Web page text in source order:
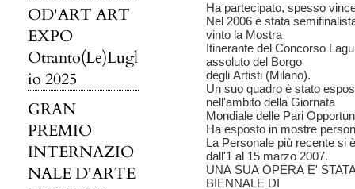
OD'ART ART
EXPO
Otranto(Le)Lugl
io 2025
GRAN
PREMIO
INTERNAZIO
NALE D'ARTE
Ha partecipato, spesso
Nel 2006 è stata
vinto la Mostra
Itinerante del Concorso
assoluto del Borgo
degli Artisti (Milano).
Un suo quadro è stato
nell'ambito della Giornata
Mondiale delle Pari
Ha esposto in mostre
La Personale più recente si
dall'1 al 15 marzo 2007.
UNA SUA OPERA E'
BIENNALE DI